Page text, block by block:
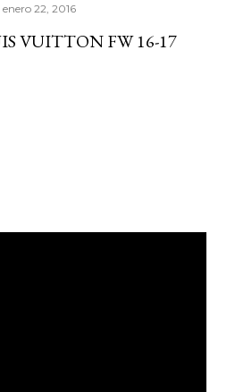
enero 22, 2016
VUITTON FW 16-17